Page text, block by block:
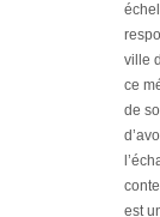
ville
ce
de
est